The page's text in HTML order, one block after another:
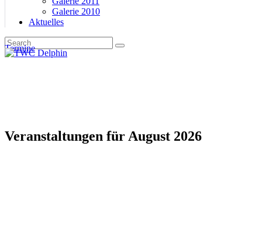
Galerie 2010
Aktuelles
Termine
Veranstaltungen für August 2026